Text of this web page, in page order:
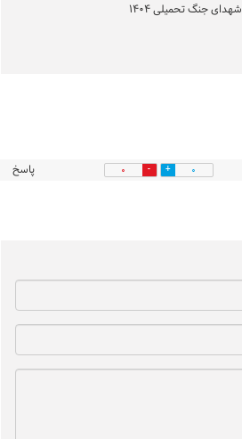
شهدای جنگ تحمیلی 1404
0
0 پاسخ